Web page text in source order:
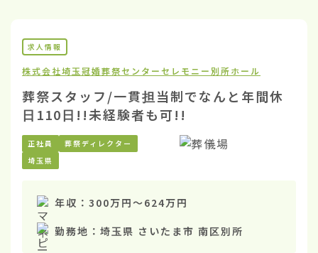
求人情報
株式会社埼玉冠婚葬祭センターセレモニー別所ホール
葬祭スタッフ/一貫担当制でなんと年間休
日110日!!未経験者も可!!
正社員
葬祭ディレクター
埼玉県
年収： 300万円〜624万円
勤務地： 埼玉県 さいたま市 南区別所